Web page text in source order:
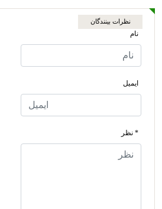
نظرات بینندگان
نام
ایمیل
* نظر